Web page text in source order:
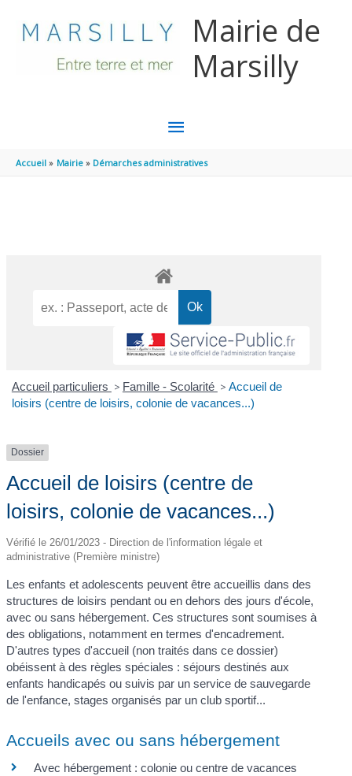
Mairie de
Marsilly
MENU
PRINCIPAL
Accueil Mairie Démarches administratives
Accueil particuliers > Famille - Scolarité > Accueil de
loisirs (centre de loisirs, colonie de vacances...)
Dossier
Accueil de loisirs (centre de
loisirs, colonie de vacances...)
Vérifié le 26/01/2023 - Direction de l'information légale et
administrative (Première ministre)
Les enfants et adolescents peuvent être accueillis dans des
structures de loisirs pendant ou en dehors des jours d'école,
avec ou sans hébergement. Ces structures sont soumises à
des obligations, notamment en termes d'encadrement.
D'autres types d'accueil (non traités dans ce dossier)
obéissent à des règles spéciales : séjours destinés aux
enfants handicapés ou suivis par un service de sauvegarde
de l'enfance, stages organisés par un club sportif...
Accueils avec ou sans hébergement
Avec hébergement : colonie ou centre de vacances